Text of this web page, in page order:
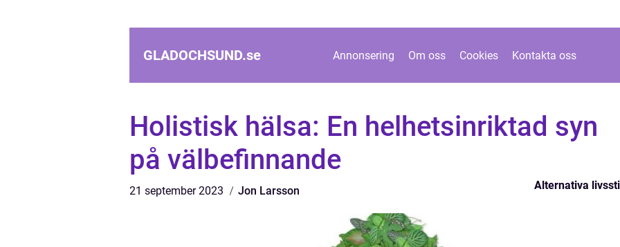
GLADOCHSUND.se Annonsering Om oss Cookies Kontakta oss
Holistisk hälsa: En helhetsinriktad syn
på välbefinnande
21 september 2023 Jon Larsson Alternativa